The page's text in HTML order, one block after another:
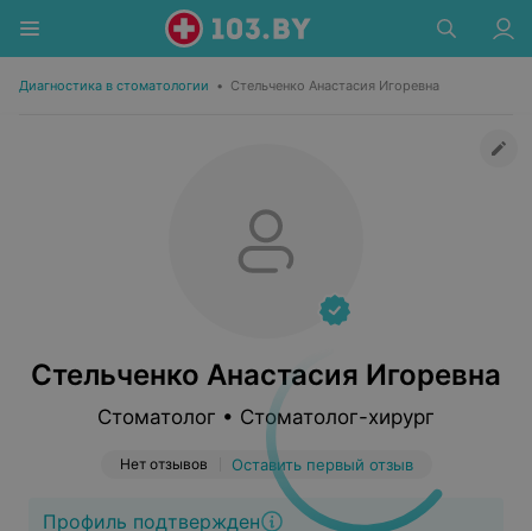
Диагностика в стоматологии • Стельченко Анастасия Игоревна
Стельченко Анастасия Игоревна
Стоматолог • Стоматолог-хирург
Нет отзывов Оставить первый отзыв
Профиль подтвержден